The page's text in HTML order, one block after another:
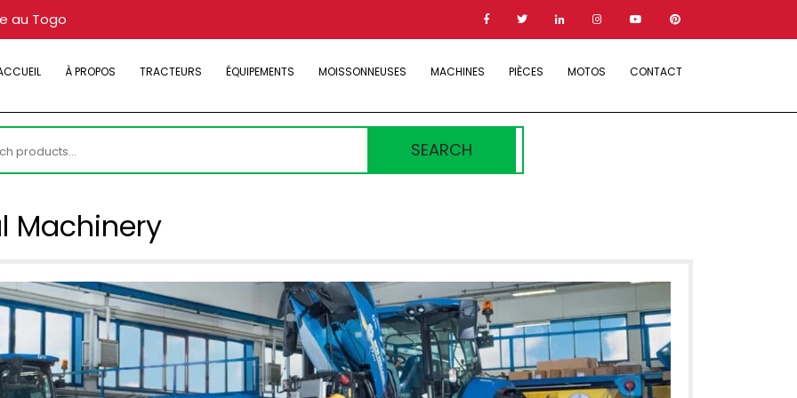
au Togo
À PROPOS TRACTEURS ÉQUIPEMENTS MOISSONNEUSES MACHINES PIÈCES MOTOS CONTACT
SEARCH
Machinery